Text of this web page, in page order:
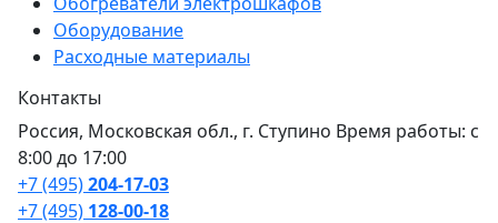
Оборудование
Расходные материалы
Контакты
Россия, Московская обл., г. Ступино Время работы: с
8:00 до 17:00
+7 (495)204-17-03
+7 (495) 128-00-18